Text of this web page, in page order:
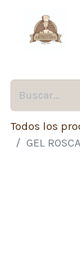
Todos los
GEL